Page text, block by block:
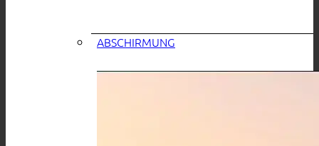
ABSCHIRMUNG